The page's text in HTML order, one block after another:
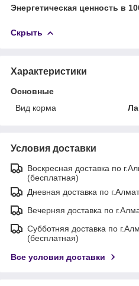
Энергетическая ценность в
Скрыть
Характеристики
Основные
Вид корма
Условия доставки
Воскресная доставка по
(бесплатная)
Дневная доставка по
Вечерняя доставка по
Субботняя доставка по
(бесплатная)
Все условия доставки